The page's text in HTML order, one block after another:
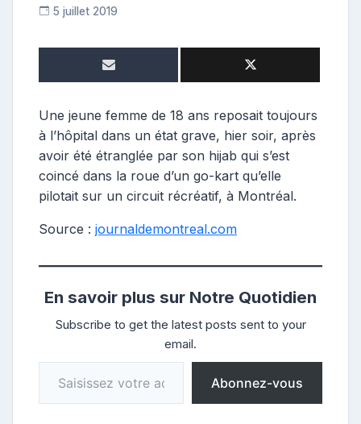
5 juillet 2019
e
t
r
Une jeune femme de 18 ans reposait toujours
à l’hôpital dans un état grave, hier soir, après
avoir été étranglée par son hijab qui s’est
coincé dans la roue d’un go-kart qu’elle
pilotait sur un circuit récréatif, à Montréal.
Source : journaldemontreal.com
En savoir plus sur Notre Quotidien
Subscribe to get the latest posts sent to your
email.
Saisissez votre adresse e-mail…
Abonnez-vous